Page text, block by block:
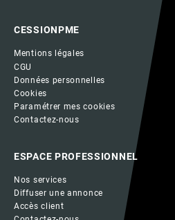
CESSIONPME
Mentions légales
CGU
Données personnelles
Cookies
Paramétrer mes cookies
Contactez-nous
ESPACE PROFESSIONNEL
Nos services
Diffuser une annonce
Accès client